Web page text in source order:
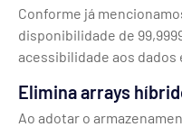
Conforme já
disponibilidade de
acessibilidade aos dados
Elimina arrays
Ao adotar o